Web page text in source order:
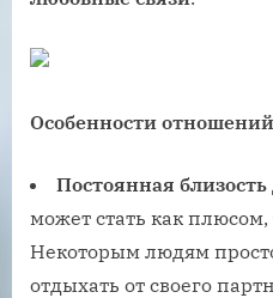
Особенности
Постоянная близость
может стать как
Некоторым людям
отдыхать от своего